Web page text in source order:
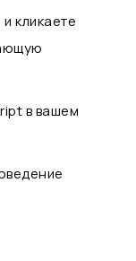
кликаете
в вашем